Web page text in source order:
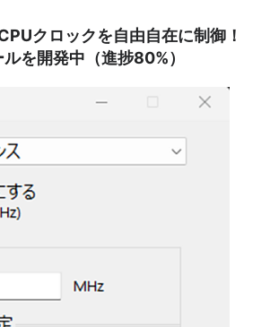
クロックを自由自在に制御！
を開発中（進捗80%）